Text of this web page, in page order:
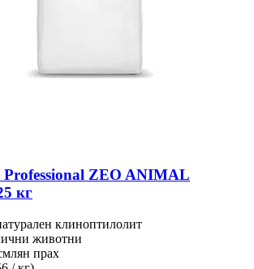
Professional ZEO ANIMAL
кг
клиноптилолит
животни
прах